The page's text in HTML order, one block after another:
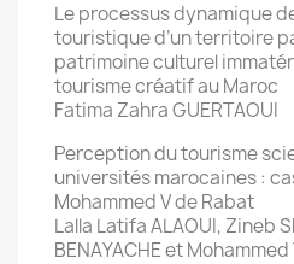
Le processus dynamique
touristique d’un territoire
patrimoine culturel
tourisme créatif au Maroc
Fatima Zahra GUERTAOUI
Perception du tourisme
universités marocaines :
Mohammed V de Rabat
Lalla Latifa ALAOUI, Zineb
BENAYACHE et